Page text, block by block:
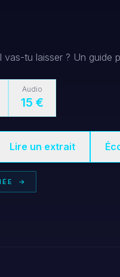
vas-tu laisser ? Un guide
Audio
15 €
Lire un extrait
→